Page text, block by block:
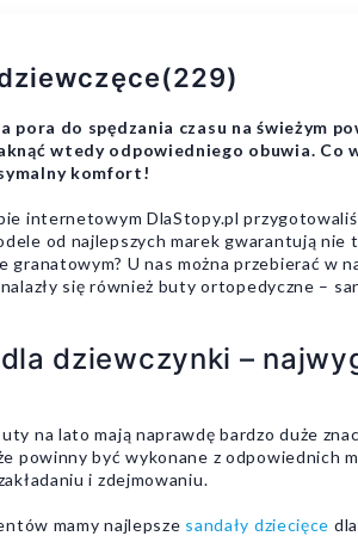
(229)
pora do spędzania czasu na świeżym
wtedy odpowiedniego obuwia. Co
komfort!
internetowym DlaStopy.pl
od najlepszych marek gwarantują
granatowym? U nas można przebierać w
się również buty ortopedyczne –
dla dziewczynki –
na lato mają naprawdę bardzo duże
powinny być wykonane z odpowiednich
i zdejmowaniu.
mamy najlepsze sandały dziecięce